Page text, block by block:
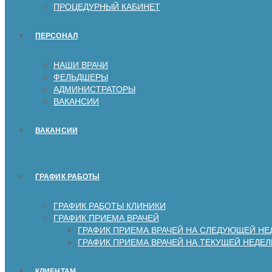
ПРОЦЕДУРНЫЙ КАБИНЕТ
ПЕРСОНАЛ
НАШИ ВРАЧИ
ФЕЛЬДШЕРЫ
АДМИНИСТРАТОРЫ
ВАКАНСИИ
ВАКАНСИИ
ГРАФИК РАБОТЫ
ГРАФИК РАБОТЫ КЛИНИКИ
ГРАФИК ПРИЕМА ВРАЧЕЙ
ГРАФИК ПРИЕМА ВРАЧЕЙ НА СЛЕДУЮЩЕЙ
ГРАФИК ПРИЕМА ВРАЧЕЙ НА ТЕКУЩЕЙ